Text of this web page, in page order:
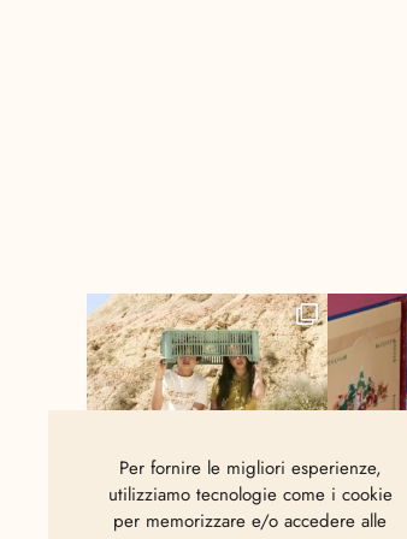
Per fornire le migliori esperienze,
utilizziamo tecnologie come i cookie
per memorizzare e/o accedere alle